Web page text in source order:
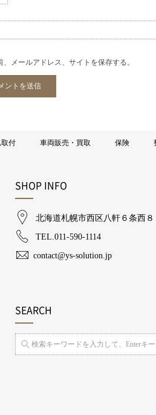
メールアドレス、サイトを保存する。
付 車両販売・買取 保険
SHOP INFO
北海道札幌市西区八軒６条西８
TEL.011-590-1114
contact@ys-solution.jp​
SEARCH